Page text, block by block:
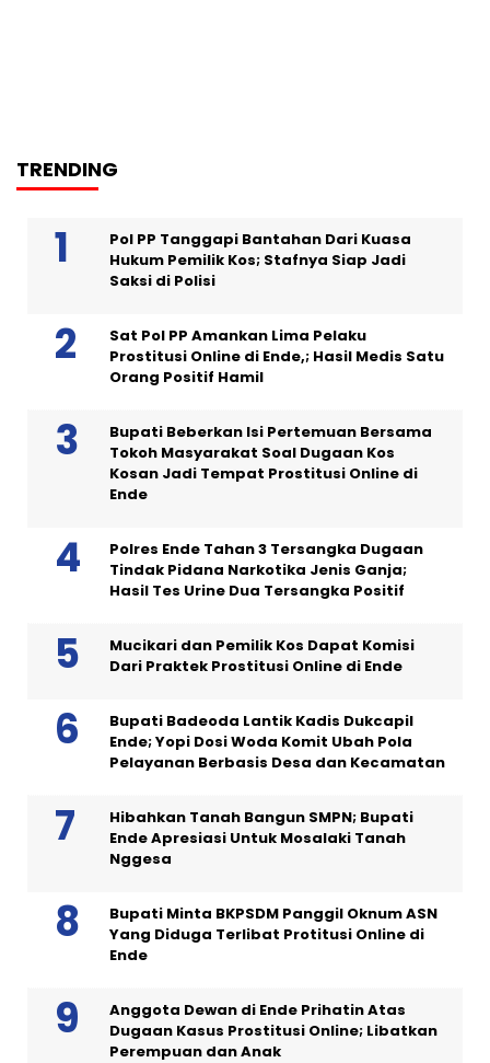
TRENDING
Pol PP Tanggapi Bantahan Dari Kuasa
Hukum Pemilik Kos; Stafnya Siap Jadi
Saksi di Polisi
Sat Pol PP Amankan Lima Pelaku
Prostitusi Online di Ende,; Hasil Medis Satu
Orang Positif Hamil
Bupati Beberkan Isi Pertemuan Bersama
Tokoh Masyarakat Soal Dugaan Kos
Kosan Jadi Tempat Prostitusi Online di
Ende
Polres Ende Tahan 3 Tersangka Dugaan
Tindak Pidana Narkotika Jenis Ganja;
Hasil Tes Urine Dua Tersangka Positif
Mucikari dan Pemilik Kos Dapat Komisi
Dari Praktek Prostitusi Online di Ende
Bupati Badeoda Lantik Kadis Dukcapil
Ende; Yopi Dosi Woda Komit Ubah Pola
Pelayanan Berbasis Desa dan Kecamatan
Hibahkan Tanah Bangun SMPN; Bupati
Ende Apresiasi Untuk Mosalaki Tanah
Nggesa
Bupati Minta BKPSDM Panggil Oknum ASN
Yang Diduga Terlibat Protitusi Online di
Ende
Anggota Dewan di Ende Prihatin Atas
Dugaan Kasus Prostitusi Online; Libatkan
Perempuan dan Anak